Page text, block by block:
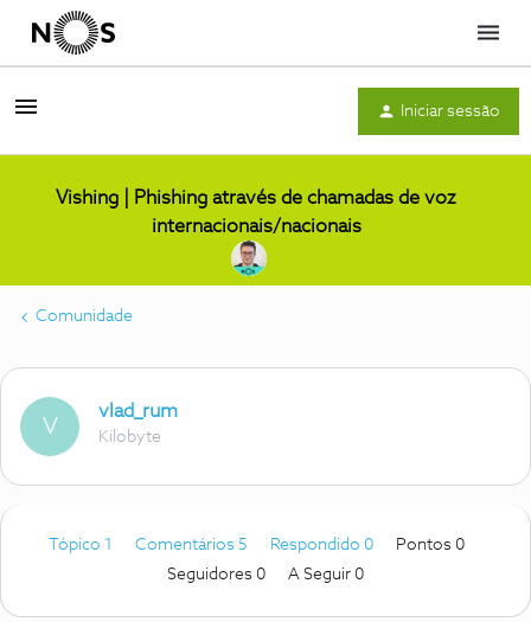
Menu
Iniciar sessão
Vishing | Phishing através de chamadas de voz
internacionais/nacionais
Comunidade
V
vlad_rum
Kilobyte
Tópico 1 Comentários 5 Respondido 0
Pontos 0
Seguidores 0 A Seguir 0